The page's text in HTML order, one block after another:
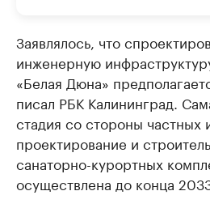
Заявлялось, что
инженерную
«Белая Дюна»
писал РБК Калининград.
стадия со стороны частных
проектирование и
санаторно-курортных
осуществлена до конца